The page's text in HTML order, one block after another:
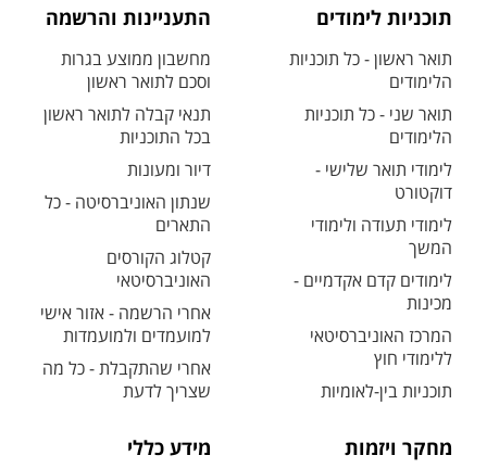
תוכניות לימודים
תואר ראשון - כל תוכניות
הלימודים
תואר שני - כל תוכניות
הלימודים
לימודי תואר שלישי -
דוקטורט
לימודי תעודה ולימודי
המשך
לימודים קדם אקדמיים -
מכינות
המרכז האוניברסיטאי
ללימודי חוץ
תוכניות בין-לאומיות
התעניינות והרשמה
מחשבון ממוצע בגרות
וסכם לתואר ראשון
תנאי קבלה לתואר ראשון
בכל התוכניות
דיור ומעונות
שנתון האוניברסיטה - כל
התארים
קטלוג הקורסים
האוניברסיטאי
אחרי הרשמה - אזור אישי
למועמדים ולמועמדות
אחרי שהתקבלת - כל מה
שצריך לדעת
מחקר ויזמות מידע כללי